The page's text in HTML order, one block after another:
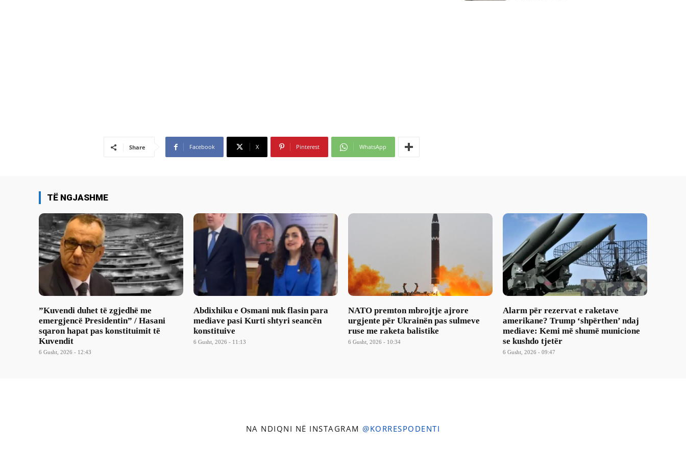
Share Facebook X Pinterest WhatsApp
TË NGJASHME
​”Kuvendi duhet të zgjedhë me
emergjencë Presidentin” / Hasani
sqaron hapat pas konstituimit të
Kuvendit
6 Gusht, 2026 - 12:43
Abdixhiku e Osmani nuk flasin para
mediave pasi Kurti shtyri seancën
konstituive
6 Gusht, 2026 - 11:13
NATO premton mbrojtje ajrore
urgjente për Ukrainën pas sulmeve
ruse me raketa balistike
6 Gusht, 2026 - 10:34
Alarm për rezervat e raketave
amerikane? Trump ‘shpërthen’ ndaj
mediave: Kemi më shumë municione
se kushdo tjetër
6 Gusht, 2026 - 09:47
NA NDIQNI NË INSTAGRAM @KORRESPODENTI